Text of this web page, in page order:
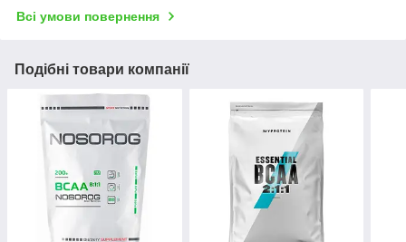
Всі умови повернення
Подібні товари компанії